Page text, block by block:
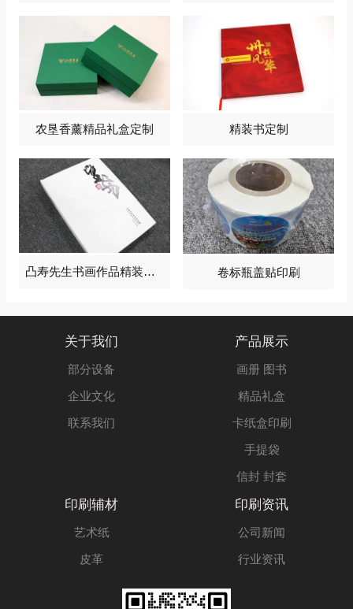
农垦香薰精品礼盒定制 精装书定制
凸寿先生书画作品精装画册2024 卷标瓶盖贴印刷
关于我们
部分设备
企业文化
联系我们
产品展示
画册 图书
精品礼盒
卡纸盒印刷
手提袋
信封 封套
印刷辅材
艺术纸
皮革
印刷资讯
公司新闻
行业资讯